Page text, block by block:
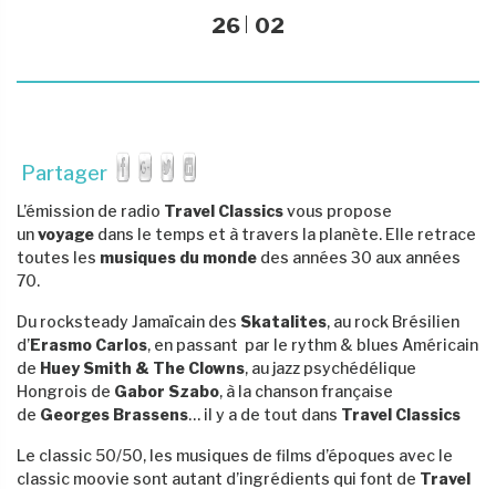
26 02
Partager
L’émission de radio Travel Classicsvous propose
unvoyage dans le temps et à travers la planète. Elle retrace
toutes les musiques du monde des années 30 aux années
70.
Du rocksteady Jamaïcain des Skatalites, au rock Brésilien
d’Erasmo Carlos, en passant par le rythm & blues Américain
de Huey Smith & The Clowns, au jazz psychédélique
Hongrois de Gabor Szabo, à la chanson française
de Georges Brassens… il y a de tout dans Travel Classics
Le classic 50/50, les musiques de films d’époques avec le
classic moovie sont autant d’ingrédients qui font de Travel